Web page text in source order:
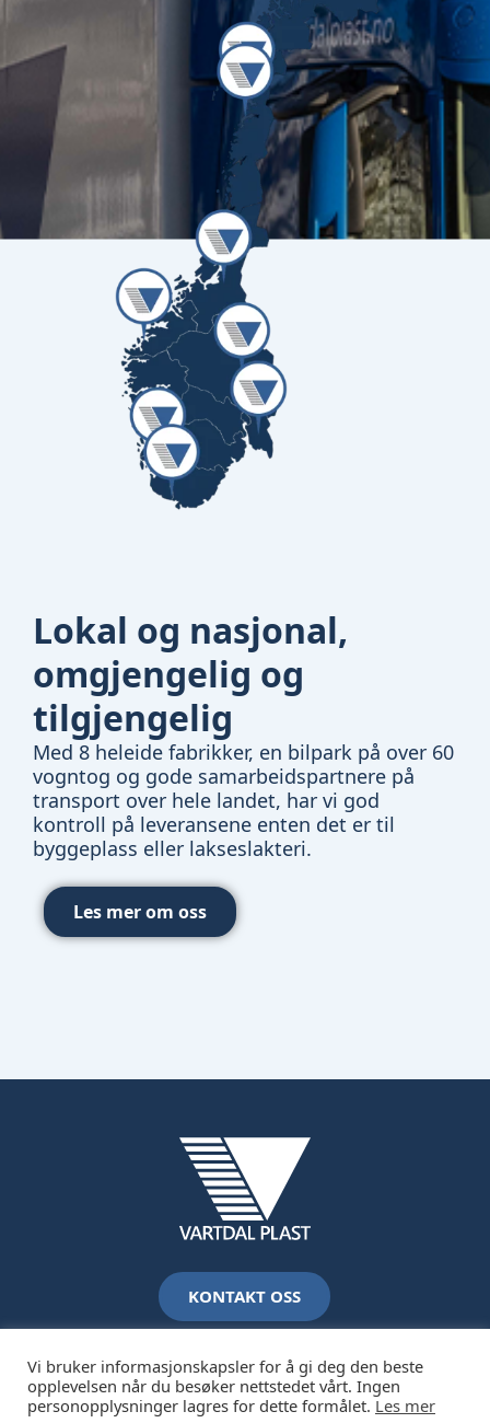
Lokal og nasjonal,
omgjengelig og
tilgjengelig
Med 8 heleide fabrikker, en bilpark på over 60
vogntog og gode samarbeidspartnere på
transport over hele landet, har vi god
kontroll på leveransene enten det er til
byggeplass eller lakseslakteri.
Les mer om oss
KONTAKT OSS
Vi bruker informasjonskapsler for å gi deg den beste
opplevelsen når du besøker nettstedet vårt. Ingen
personopplysninger lagres for dette formålet. Les mer